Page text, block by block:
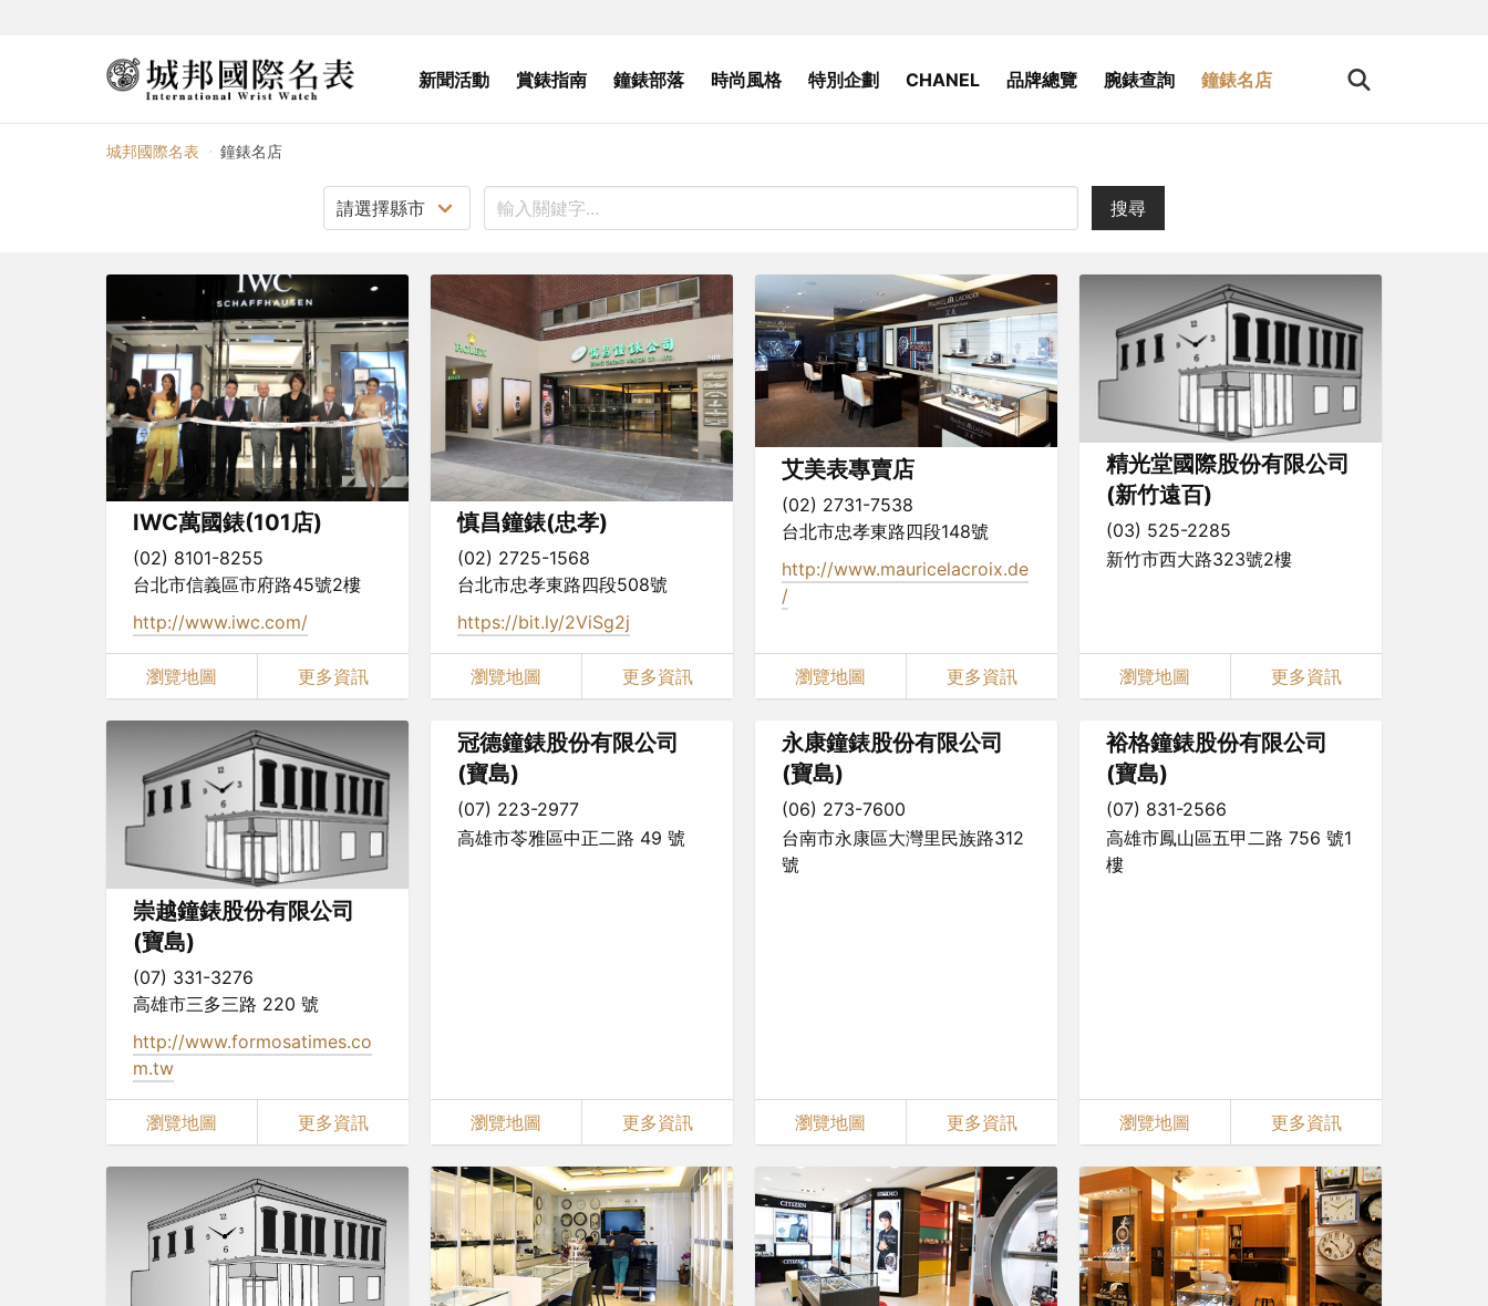
新聞活動 賞錶指南 鐘錶部落 時尚風格 特別企劃 CHANEL 品牌總覽 腕錶查詢 鐘錶名店
城邦國際名表 鐘錶名店
搜尋
IWC萬國錶(101店)
(02) 8101-8255
台北市信義區市府路45號2樓
http://www.iwc.com/
瀏覽地圖 更多資訊
慎昌鐘錶(忠孝)
(02) 2725-1568
台北市忠孝東路四段508號
https://bit.ly/2ViSg2j
瀏覽地圖 更多資訊
艾美表專賣店
(02) 2731-7538
台北市忠孝東路四段148號
http://www.mauricelacroix.de
/
瀏覽地圖 更多資訊
精光堂國際股份有限公司
(新竹遠百)
(03) 525-2285
新竹市西大路323號2樓
瀏覽地圖 更多資訊
崇越鐘錶股份有限公司
(寶島)
(07) 331-3276
高雄市三多三路 220 號
http://www.formosatimes.co
m.tw
瀏覽地圖 更多資訊
冠德鐘錶股份有限公司
(寶島)
(07) 223-2977
高雄市苓雅區中正二路 49 號
瀏覽地圖 更多資訊
永康鐘錶股份有限公司
(寶島)
(06) 273-7600
台南市永康區大灣里民族路312
號
瀏覽地圖 更多資訊
裕格鐘錶股份有限公司
(寶島)
(07) 831-2566
高雄市鳳山區五甲二路 756 號1
樓
瀏覽地圖 更多資訊